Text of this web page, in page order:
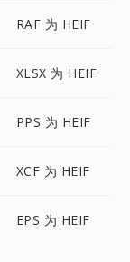
RAF 为 HEIF
XLSX 为 HEIF
PPS 为 HEIF
XCF 为 HEIF
EPS 为 HEIF